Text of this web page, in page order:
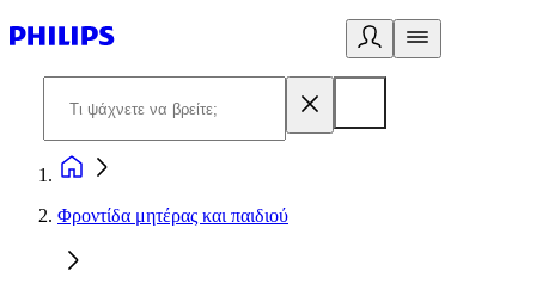
Φροντίδα μητέρας και παιδιού